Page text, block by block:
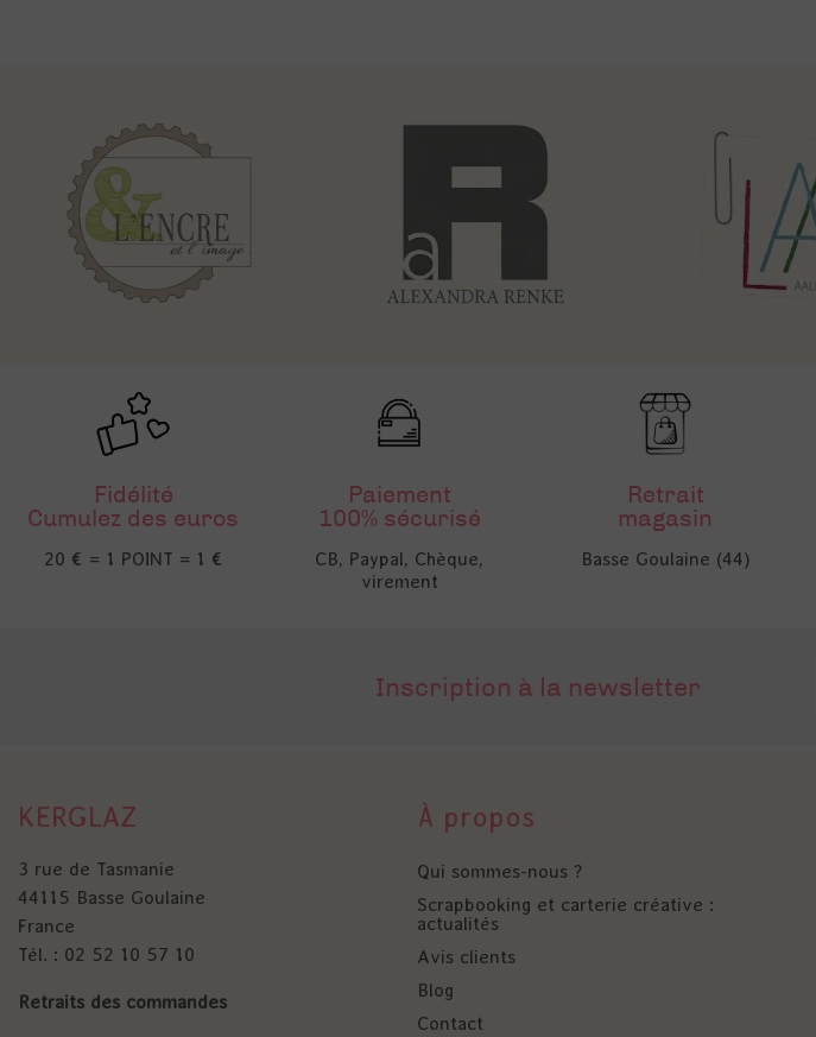
Fidélité
Cumulez des euros
20 € = 1 POINT = 1 €
Paiement
100% sécurisé
CB, Paypal, Chèque,
virement
Retrait
magasin
Basse Goulaine (44)
Inscription à la newsletter
KERGLAZ
3 rue de Tasmanie
44115 Basse Goulaine
France
Tél. : 02 52 10 57 10
Retraits des commandes
À propos
Qui sommes-nous ?
Scrapbooking et carterie créative :
actualités
Avis clients
Blog
Contact